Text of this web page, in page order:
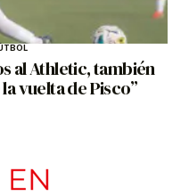
al Athletic, también
vuelta de Pisco”